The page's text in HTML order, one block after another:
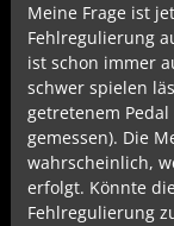
Meine Frage ist
Fehlregulierung
ist schon immer
schwer spielen
getretenem
gemessen). Die
wahrscheinlich,
erfolgt. Könnte
Fehlregulierung